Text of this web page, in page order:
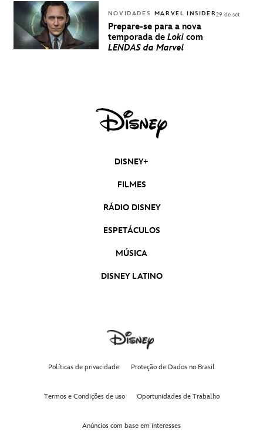
NOVIDADES MARVEL INSIDER
Prepare-se para a nova
temporada de Loki com
LENDAS da Marvel
29 de set
DISNEY+
FILMES
RÁDIO DISNEY
ESPETÁCULOS
MÚSICA
DISNEY LATINO
Políticas de privacidade Proteção de Dados no Brasil
Termos e Condições de uso Oportunidades de Trabalho
Anúncios com base em interesses